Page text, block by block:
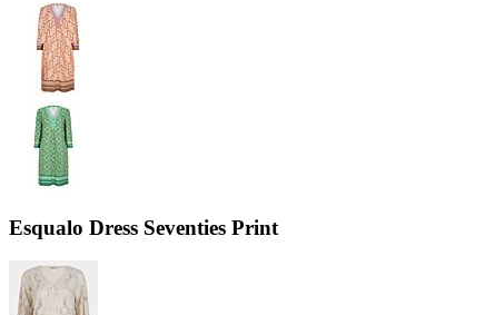
Esqualo Dress Seventies Print